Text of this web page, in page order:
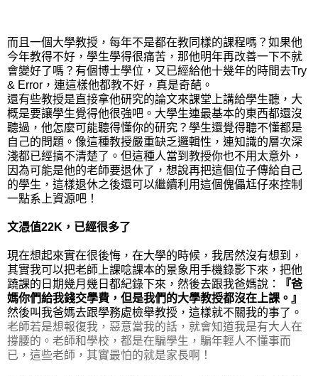
而且一個大學教授，每年不是都在教同樣的課程嗎？如果他
今年教得不好，學生學得很痛苦，那他明年再改善一下不就
會變好了嗎？有個博士學位，又已經給他十幾年的時間去Try
& Error，連這樣他都教不好，真是奇葩。
還有些教授是直接拿他研究的論文來課堂上講給學生聽，大
概是要讓學生覺得他很強吧。大學生連最基本的東西都還沒
聽過，他怎麼可能聽得懂你的研究？學生還覺得聽不懂都是
自己的問題。像這種教授嚴重缺乏邏輯性，連知識的層次深
淺都已經搞不清楚了。但這種人當到教授你也不用太意外，
因為可能是他的老師要退休了，想說再把這個位子傳給自己
的學生，這樣退休之後還可以繼續利用這個傀儡尪仔來控制
一點系上資源吧！
文憑值22K，已經很多了
現在想起來實在很後悔，在大學的時候，我居然沒有想到，
其實我可以把老師上課唸課本的景象用手機錄影下來，把他
蹺課的日期幾月幾日都紀錄下來，然後去跟我爸媽說：
『爸
媽你們給我錢交學費，但是我們的大學教授都沒在上課。』
然後叫我爸媽去跟學務處檢舉教授， 這樣就不關我的事了 。
老師若是想報復我，惡意當我的話，就會知道我是有大人在
撐腰的。老師和學校，都是在騙學生，騙年輕人不懂事而
已，這些老師，其實最怕的就是家長啊！